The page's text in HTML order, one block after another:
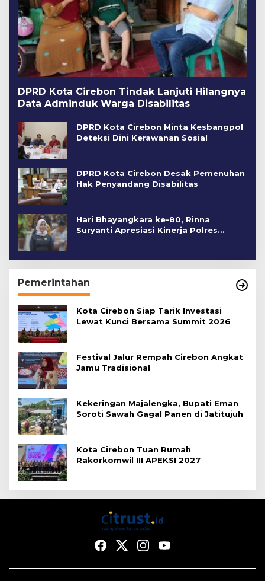
DPRD Kota Cirebon Tindak Lanjuti Hilangnya
Data Adminduk Warga Disabilitas
DPRD Kota Cirebon Minta Kesbangpol
Deteksi Dini Kerawanan Sosial
DPRD Kota Cirebon Desak Pemenuhan
Hak Penyandang Disabilitas
Hari Bhayangkara ke-80, Rinna
Suryanti Apresiasi Kinerja Polres
Pemerintahan
Kota Cirebon Siap Tarik Investasi
Lewat Kunci Bersama Summit 2026
Festival Jalur Rempah Cirebon Angkat
Jamu Tradisional
Kekeringan Majalengka, Bupati Eman
Soroti Sawah Gagal Panen di Jatitujuh
Kota Cirebon Tuan Rumah
Rakorkomwil III APEKSI 2027